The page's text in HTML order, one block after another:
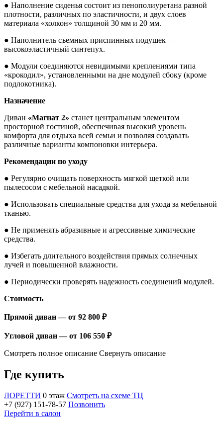
● Наполнение сиденья состоит из пенополиуретана разной
плотности, различных по эластичности, и двух слоев
материала «холкон» толщиной 30 мм и 20 мм.
● Наполнитель съемных приспинных подушек —
высокоэластичный синтепух.
● Модули соединяются невидимыми креплениями типа
«крокодил», установленными на дне модулей сбоку (кроме
подлокотника).
Назначение
Диван «Магнат 2» станет центральным элементом
просторной гостиной, обеспечивая высокий уровень
комфорта для отдыха всей семьи и позволяя создавать
различные варианты компоновки интерьера.
Рекомендации по уходу
● Регулярно очищать поверхность мягкой щеткой или
пылесосом с мебельной насадкой.
● Использовать специальные средства для ухода за мебельной
тканью.
● Не применять абразивные и агрессивные химические
средства.
● Избегать длительного воздействия прямых солнечных
лучей и повышенной влажности.
● Периодически проверять надежность соединений модулей.
Стоимость
Прямой диван — от 92 800 ₽
Угловой диван — от 106 550 ₽
Смотреть полное описание Свернуть описание
Где купить
ЛОРЕТТИ 0 этаж Смотреть на схеме ТЦ
+7 (927) 151-78-57 Позвонить
Перейти в салон